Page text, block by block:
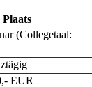
Plaats
(Collegetaal:
EUR